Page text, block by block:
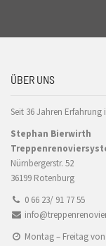
ÜBER UNS
Seit 36 Jahren
Stephan Bierwirth
Nürnbergerstr. 52
36199 Rotenburg
0 66 23/ 91 77 55
Montag – Freitag